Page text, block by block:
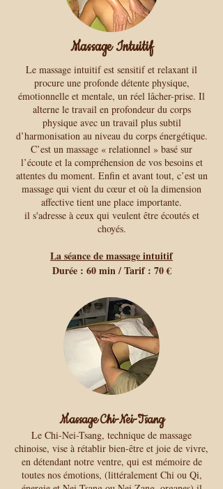
Massage Intuitif
Le massage intuitif est sensitif et relaxant il
procure une profonde détente physique,
émotionnelle et mentale, un réel lâcher-prise. Il
alterne le travail en profondeur du corps
physique avec un travail plus subtil
d’harmonisation au niveau du corps énergétique.
C’est un massage « relationnel » basé sur
l’écoute et la compréhension de vos besoins et
attentes du moment. Enfin et avant tout, c’est un
massage qui vient du cœur et où la dimension
affective tient une place importante.
il s'adresse à ceux qui veulent être écoutés et
choyés.
La séance de massage intuitif
Durée : 60 min / Tarif : 70 €
Massage Chi-Nei-Tsang
Le Chi-Nei-Tsang, technique de massage
chinoise, vise à rétablir bien-être et joie de vivre,
en détendant notre ventre, qui est mémoire de
toutes nos émotions, (littéralement Chi ou Qi,